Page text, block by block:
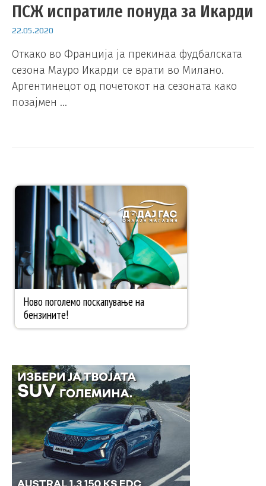
ПСЖ испратиле понуда за Икарди
22.05.2020
Откако во Франција ја прекинаа фудбалската
сезона Мауро Икарди се врати во Милано.
Аргентинецот од почетокот на сезоната како
позајмен …